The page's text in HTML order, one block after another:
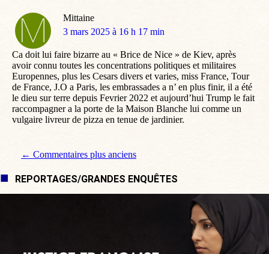
Mittaine
dit
3 mars 2025 à 16 h 17 min
Ca doit lui faire bizarre au « Brice de Nice » de Kiev, après
avoir connu toutes les concentrations politiques et militaires
Europennes, plus les Cesars divers et varies, miss France, Tour
de France, J.O a Paris, les embrassades a n’ en plus finir, il a été
le dieu sur terre depuis Fevrier 2022 et aujourd’hui Trump le fait
raccompagner a la porte de la Maison Blanche lui comme un
vulgaire livreur de pizza en tenue de jardinier.
Navigation de commentaire
← Commentaires plus anciens
REPORTAGES/GRANDES ENQUÊTES